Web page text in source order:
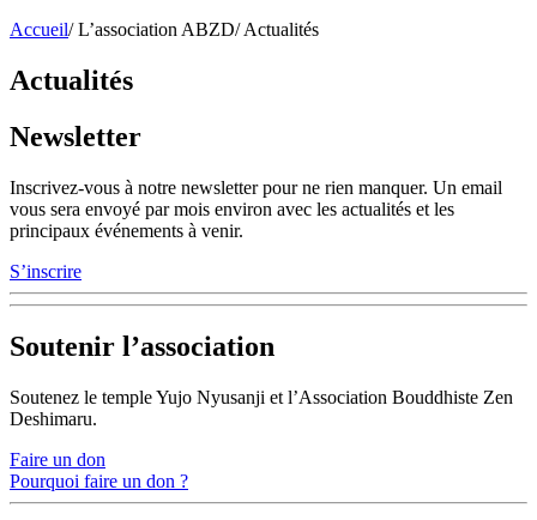
Accueil/ L’association ABZD/ Actualités
Actualités
Newsletter
Inscrivez-vous à notre newsletter pour ne rien manquer. Un email
vous sera envoyé par mois environ avec les actualités et les
principaux événements à venir.
S’inscrire
Soutenir l’association
Soutenez le temple Yujo Nyusanji et l’Association Bouddhiste Zen
Deshimaru.
Faire un don
Pourquoi faire un don ?